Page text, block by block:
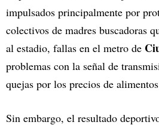
impulsados principalmente por
colectivos de madres buscadoras
al estadio, fallas en el metro de
problemas con la señal de
quejas por los precios de
Sin embargo, el resultado